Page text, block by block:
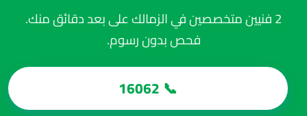
2 فنيين متخصصين في الزمالك على بعد دقائق منك.
فحص بدون رسوم.
📞 16062